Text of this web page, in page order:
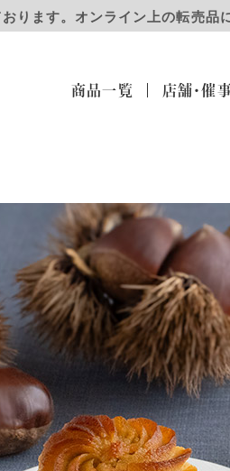
ります。オンライン上の転売品
商品一覧 店舗・催